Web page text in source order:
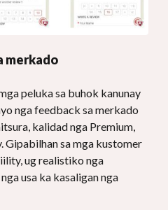
merkado
peluka sa buhok kanunay
nga feedback sa merkado
kalidad nga Premium,
Gipabilhan sa mga kustomer
ug realistiko nga
usa ka kasaligan nga